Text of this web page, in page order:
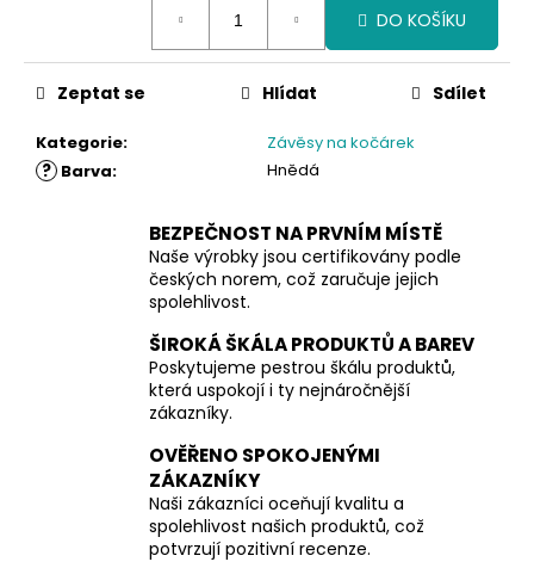
DO KOŠÍKU
Kategorie: Závěsy na kočárek
? Barva: Hnědá
Zeptat se Hlídat Sdílet
BEZPEČNOST NA PRVNÍM MÍSTĚ
Naše výrobky jsou certifikovány podle
českých norem, což zaručuje jejich
spolehlivost.
ŠIROKÁ ŠKÁLA PRODUKTŮ A BAREV
Poskytujeme pestrou škálu produktů,
která uspokojí i ty nejnáročnější
zákazníky.
OVĚŘENO SPOKOJENÝMI
ZÁKAZNÍKY
Naši zákazníci oceňují kvalitu a
spolehlivost našich produktů, což
potvrzují pozitivní recenze.